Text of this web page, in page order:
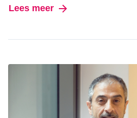
Lees meer over 1 jaar na